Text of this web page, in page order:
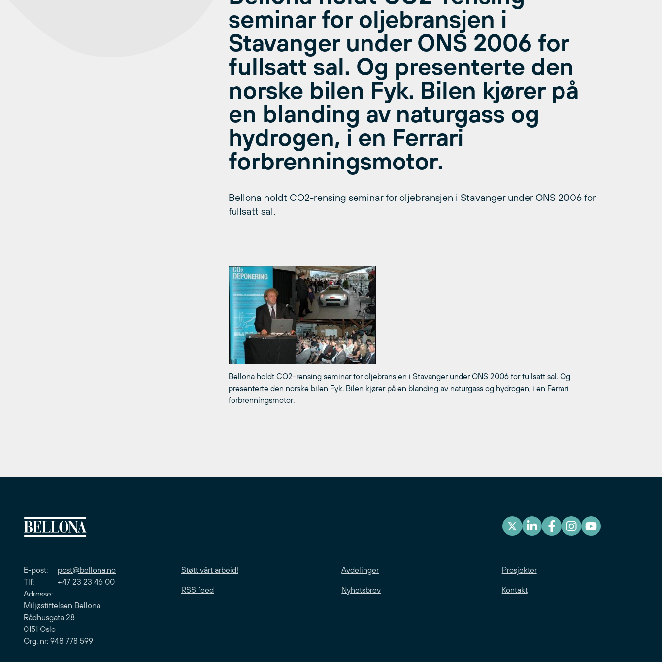
seminar for oljebransjen i
Stavanger under ONS 2006 for
fullsatt sal. Og presenterte den
norske bilen Fyk. Bilen kjører på
en blanding av naturgass og
hydrogen, i en Ferrari
forbrenningsmotor.
Bellona holdt CO2-rensing seminar for oljebransjen i Stavanger under ONS 2006 for
fullsatt sal.
Bellona holdt CO2-rensing seminar for oljebransjen i Stavanger under ONS 2006 for fullsatt sal. Og
presenterte den norske bilen Fyk. Bilen kjører på en blanding av naturgass og hydrogen, i en Ferrari
forbrenningsmotor.
E-post: post@bellona.no
Tlf: +47 23 23 46 00
Adresse:
Miljøstiftelsen Bellona
Rådhusgata 28
0151 Oslo
Org. nr: 948 778 599
Støtt vårt arbeid! Avdelinger Prosjekter
RSS feed Nyhetsbrev Kontakt